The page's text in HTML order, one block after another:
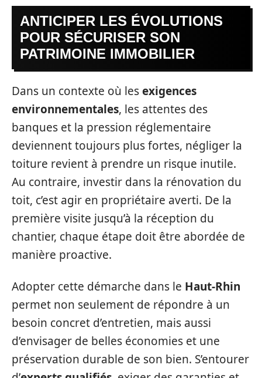
ANTICIPER LES ÉVOLUTIONS
POUR SÉCURISER SON
PATRIMOINE IMMOBILIER
Dans un contexte où lesexigences
environnementales, les attentes des
banques et la pression réglementaire
deviennent toujours plus fortes, négliger la
toiture revient à prendre un risque inutile.
Au contraire, investir dans la rénovation du
toit, c’est agir en propriétaire averti. De la
première visite jusqu’à la réception du
chantier, chaque étape doit être abordée de
manière proactive.
Adopter cette démarche dans le Haut-Rhin
permet non seulement de répondre à un
besoin concret d’entretien, mais aussi
d’envisager de belles économies et une
préservation durable de son bien. S’entourer